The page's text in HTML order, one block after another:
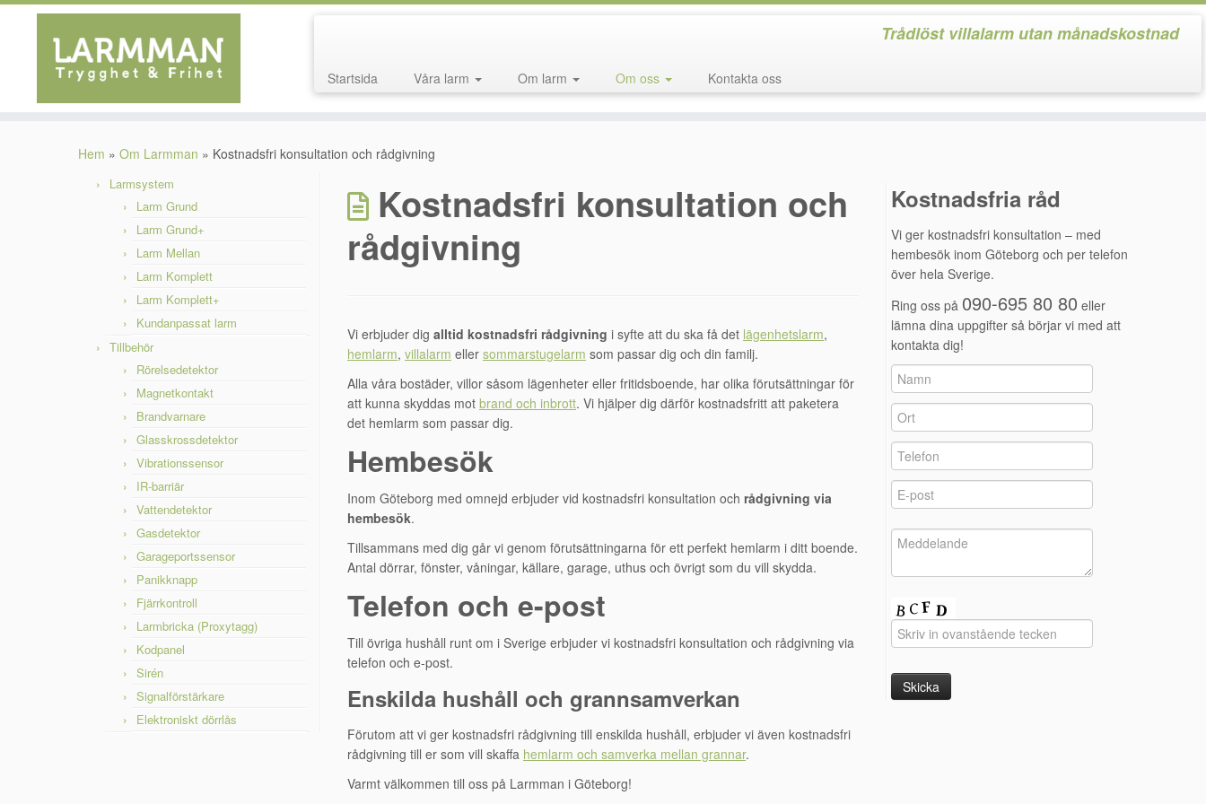
Trådlöst villalarm utan månadskostnad
Startsida Våra larm Om larm Om oss Kontakta oss
Hem » Om Larmman » Kostnadsfri konsultation och rådgivning
Larmsystem
Larm Grund
Larm Grund+
Larm Mellan
Larm Komplett
Larm Komplett+
Kundanpassat larm
Tillbehör
Rörelsedetektor
Magnetkontakt
Brandvarnare
Glasskrossdetektor
Vibrationssensor
IR-barriär
Vattendetektor
Gasdetektor
Garageportssensor
Panikknapp
Fjärrkontroll
Larmbricka (Proxytagg)
Kodpanel
Sirén
Signalförstärkare
Elektroniskt dörrlås
Kostnadsfri konsultation och
rådgivning
Vi erbjuder dig alltid kostnadsfri rådgivning i syfte att du ska få det lägenhetslarm,
hemlarm, villalarm eller sommarstugelarm som passar dig och din familj.
Alla våra bostäder, villor såsom lägenheter eller fritidsboende, har olika förutsättningar för
att kunna skyddas mot brand och inbrott. Vi hjälper dig därför kostnadsfritt att paketera
det hemlarm som passar dig.
Hembesök
Inom Göteborg med omnejd erbjuder vid kostnadsfri konsultation och rådgivning via
hembesök.
Tillsammans med dig går vi genom förutsättningarna för ett perfekt hemlarm i ditt boende.
Antal dörrar, fönster, våningar, källare, garage, uthus och övrigt som du vill skydda.
Telefon och e-post
Till övriga hushåll runt om i Sverige erbjuder vi kostnadsfri konsultation och rådgivning via
telefon och e-post.
Enskilda hushåll och grannsamverkan
Förutom att vi ger kostnadsfri rådgivning till enskilda hushåll, erbjuder vi även kostnadsfri
rådgivning till er som vill skaffa hemlarm och samverka mellan grannar.
Varmt välkommen till oss på Larmman i Göteborg!
Kostnadsfria råd
Vi ger kostnadsfri konsultation – med
hembesök inom Göteborg och per telefon
över hela Sverige.
Ring oss på 090-695 80 80 eller
lämna dina uppgifter så börjar vi med att
kontakta dig!